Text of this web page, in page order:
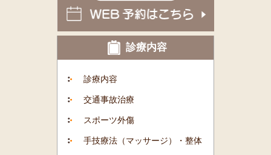
診療内容
診療内容
交通事故治療
スポーツ外傷
手技療法（マッサージ）・整体